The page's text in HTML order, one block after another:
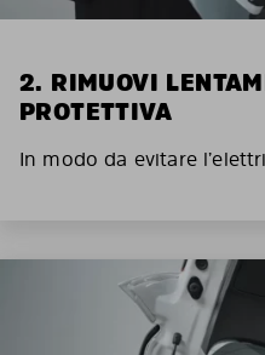
2. RIMUOVI
PROTETTIVA
In modo da evitare